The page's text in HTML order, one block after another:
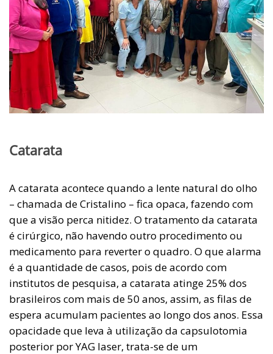
Catarata
A catarata acontece quando a lente natural do olho
– chamada de Cristalino – fica opaca, fazendo com
que a visão perca nitidez. O tratamento da catarata
é cirúrgico, não havendo outro procedimento ou
medicamento para reverter o quadro. O que alarma
é a quantidade de casos, pois de acordo com
institutos de pesquisa, a catarata atinge 25% dos
brasileiros com mais de 50 anos, assim, as filas de
espera acumulam pacientes ao longo dos anos. Essa
opacidade que leva à utilização da capsulotomia
posterior por YAG laser, trata-se de um